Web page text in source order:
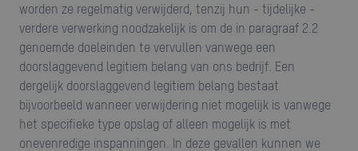
worden ze regelmatig verwijderd, tenzij hun - tijdelijke -
verdere verwerking noodzakelijk is om de in paragraaf 2.2
genoemde doeleinden te vervullen vanwege een
doorslaggevend legitiem belang van ons bedrijf. Een
dergelijk doorslaggevend legitiem belang bestaat
bijvoorbeeld wanneer verwijdering niet mogelijk is vanwege
het specifieke type opslag of alleen mogelijk is met
onevenredige inspanningen. In deze gevallen kunnen we